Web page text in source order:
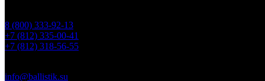
8 (800) 333-92-13
+7 (812) 335-00-41
+7 (812) 318-56-55
info@ballistik.su